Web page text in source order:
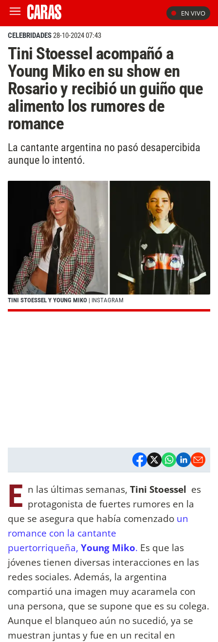
EN VIVO
CELEBRIDADES28-10-2024 07:43
Tini Stoessel acompañó a
Young Miko en su show en
Rosario y recibió un guiño que
alimento los rumores de
romance
La cantante argentina no pasó desapercibida
aunque lo intentó.
TINI STOESSEL Y YOUNG MIKO | INSTAGRAM
E n las últimas semanas, Tini Stoessel es
protagonista de fuertes rumores en la
que se asegura que había comenzado un
romance con la cantante
puertorriqueña, Young Miko. Es que las
jóvenes tienen diversas interacciones en las
redes sociales. Además, la argentina
compartió una imagen muy acaramela con
una persona, que se supone que es su colega.
Aunque el blanqueo aún no sucedió, ya se
muestran juntas y fue en un recital en